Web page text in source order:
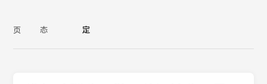
页 态 定